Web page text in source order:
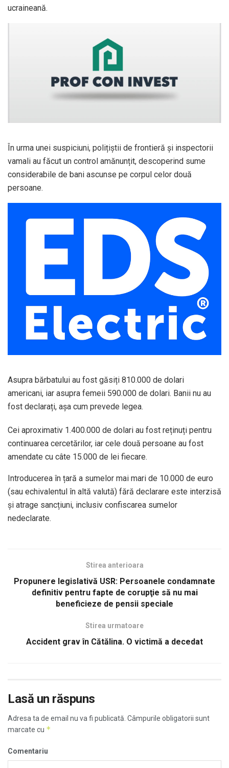
ucraineană.
În urma unei suspiciuni, polițiștii de frontieră și inspectorii
vamali au făcut un control amănunțit, descoperind sume
considerabile de bani ascunse pe corpul celor două
persoane.
Asupra bărbatului au fost găsiți 810.000 de dolari
americani, iar asupra femeii 590.000 de dolari. Banii nu au
fost declarați, așa cum prevede legea.
Cei aproximativ 1.400.000 de dolari au fost reținuți pentru
continuarea cercetărilor, iar cele două persoane au fost
amendate cu câte 15.000 de lei fiecare.
Introducerea în țară a sumelor mai mari de 10.000 de euro
(sau echivalentul în altă valută) fără declarare este interzisă
și atrage sancțiuni, inclusiv confiscarea sumelor
nedeclarate.
Stirea anterioara
Propunere legislativă USR: Persoanele condamnate
definitiv pentru fapte de corupţie să nu mai
beneficieze de pensii speciale
Stirea urmatoare
Accident grav în Cătălina. O victimă a decedat
Lasă un răspuns
Adresa ta de email nu va fi publicată. Câmpurile obligatorii sunt
marcate cu *
Comentariu